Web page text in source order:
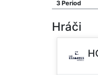
3 Period
Hráči